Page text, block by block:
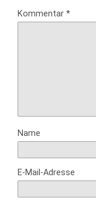
Kommentar *
Name
E-Mail-Adresse